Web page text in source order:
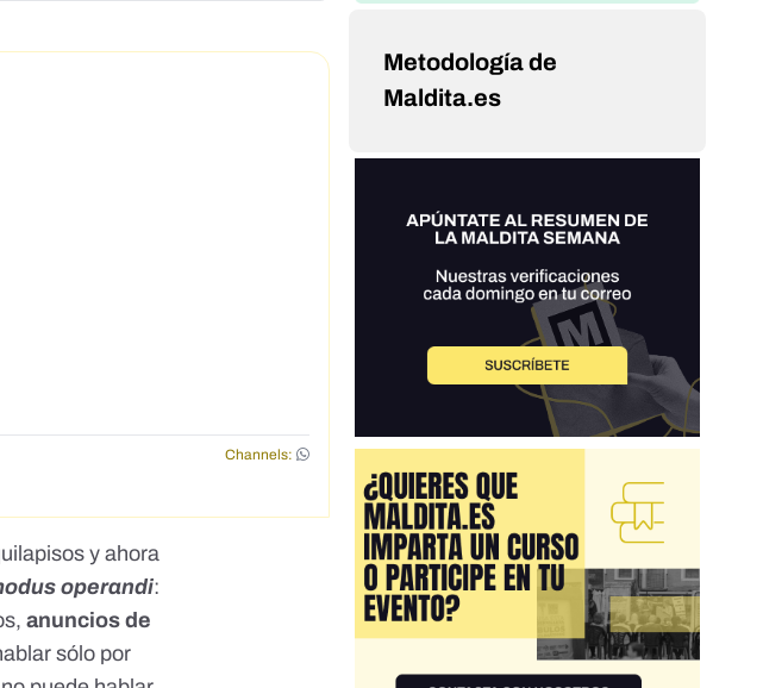
Channels:
y ahora
operandi:
anuncios de
sólo por
Metodología de
Maldita.es